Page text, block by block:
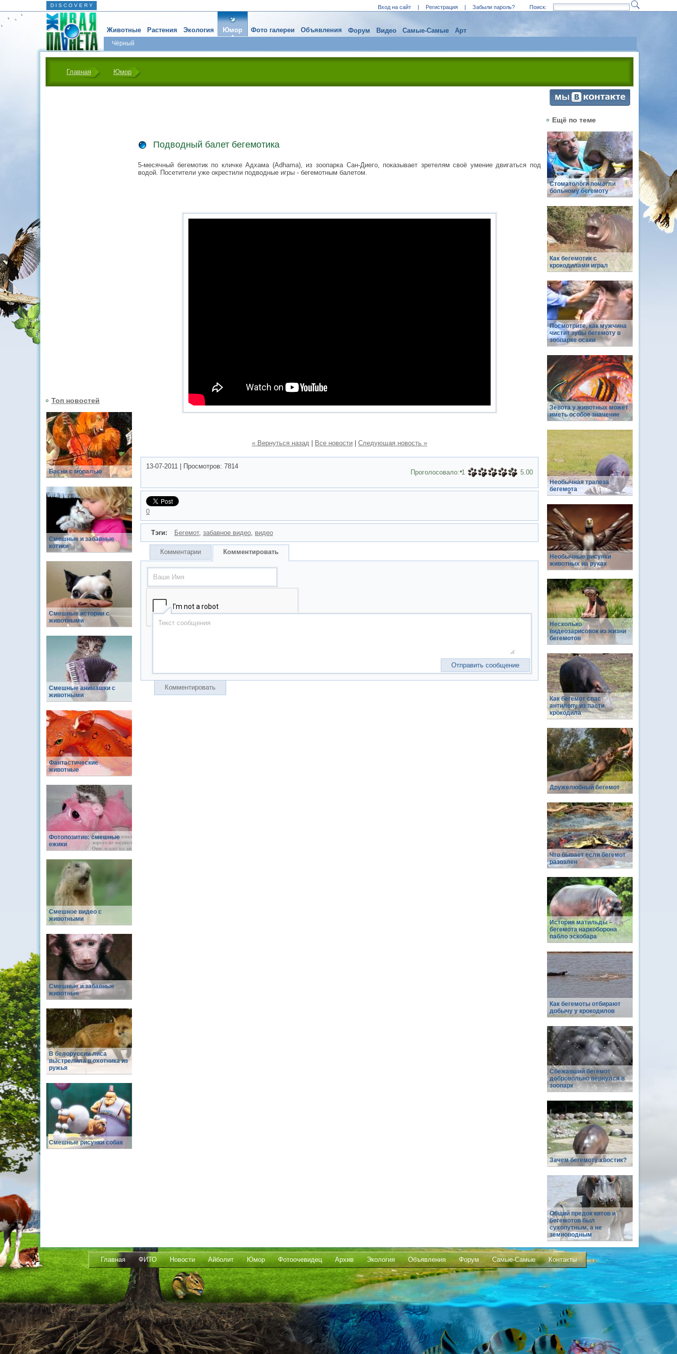
D I S C O V E R Y Вход на сайт | Регистрация | Забыли пароль? Поиск:
Животные Растения Экология Юмор
Чёрный
Фото галереи Объявления Форум Видео Самые-Самые Арт
Главная Юмор
Топ новостей
Басни с моралью
Смешные и забавные
котики
Смешные истории с
животными
Смешные анимашки с
животными
Фантастические
животные
Фотопозитив: смешные
ежики
Смешное видео с
животными
Смешные и забавные
животные
В белоруссии лиса
выстрелила в охотника из
ружья
Смешные рисунки собак
Подводный балет бегемотика
5-месячный бегемотик по кличке Адхама (Adhama), из зоопарка Сан-Диего, показывает зретелям своё умение двигаться под
водой. Посетители уже окрестили подводные игры - бегемотным балетом.
« Вернуться назад Все новости Следующая новость »
13-07-2011 Просмотров: 7814
Проголосовало:1 5.00
0
Тэги: Бегемот, забавное видео, видео
Комментарии Комментировать
Комментировать
Ещё по теме
Стоматологи помогли
больному бегемоту
Как бегемотик с
крокодилами играл
Посмотрите, как мужчина
чистит зубы бегемоту в
зоопарке осаки
Зевота у животных может
иметь особое значение
Необычная трапеза
бегемота
Необычные рисунки
животных на руках
Несколько
видеозарисовок из жизни
бегемотов
Как бегемот спас
антилопу из пасти
крокодила
Дружелюбный бегемот
Что бывает если бегемот
разозлен
История матильды –
бегемота наркоборона
пабло эскобара
Как бегемоты отбирают
добычу у крокодилов
Сбежавший бегемот
добровольно вернулся в
зоопарк
Зачем бегемоту хвостик?
Общий предок китов и
бегемотов был
сухопутным, а не
земноводным
Главная ФИТО Новости Айболит Юмор Фотоочевидец Архив Экология Объявления Форум Самые-Самые Контакты